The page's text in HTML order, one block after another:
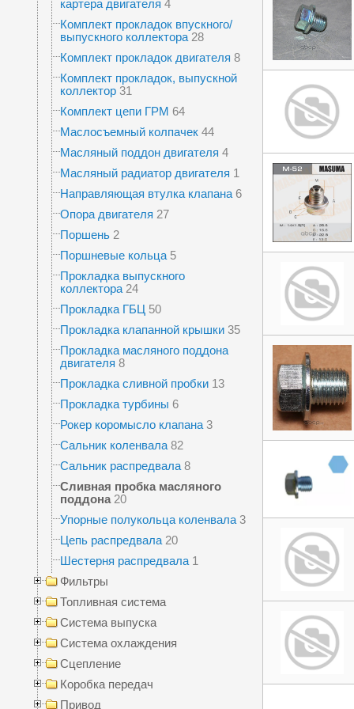
картера двигателя 4
Комплект прокладок впускного/
выпускного коллектора 28
Комплект прокладок двигателя 8
Комплект прокладок, выпускной
коллектор 31
Комплект цепи ГРМ 64
Маслосъемный колпачек 44
Масляный поддон двигателя 4
Масляный радиатор двигателя 1
Направляющая втулка клапана 6
Опора двигателя 27
Поршень 2
Поршневые кольца 5
Прокладка выпускного
коллектора 24
Прокладка ГБЦ 50
Прокладка клапанной крышки 35
Прокладка масляного поддона
двигателя 8
Прокладка сливной пробки 13
Прокладка турбины 6
Рокер коромысло клапана 3
Сальник коленвала 82
Сальник распредвала 8
Сливная пробка масляного
поддона 20
Упорные полукольца коленвала 3
Цепь распредвала 20
Шестерня распредвала 1
Фильтры
Топливная система
Система выпуска
Система охлаждения
Сцепление
Коробка передач
Привод